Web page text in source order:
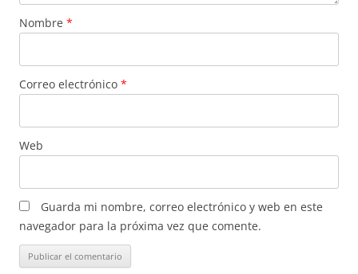
Nombre *
Correo electrónico *
Web
Guarda mi nombre, correo electrónico y web en este
navegador para la próxima vez que comente.